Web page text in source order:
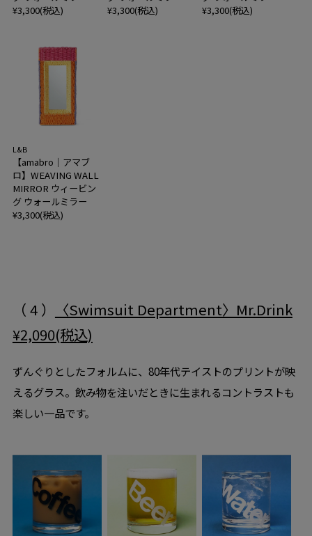
¥3,300(税込)
¥3,300(税込)
¥3,300(税込)
L&B
【amabro｜アマブ
ロ】WEAVING WALL
MIRROR ウィービン
グ ウォールミラー
¥3,300(税込)
（ 4 ）
〈Swimsuit Department〉Mr.Drink
¥2,090(税込)
ずんぐりとしたフォルムに、80年代テイストのプリントが映
えるグラス。飲み物を注いだときに生まれるコントラストも
楽しい一品です。